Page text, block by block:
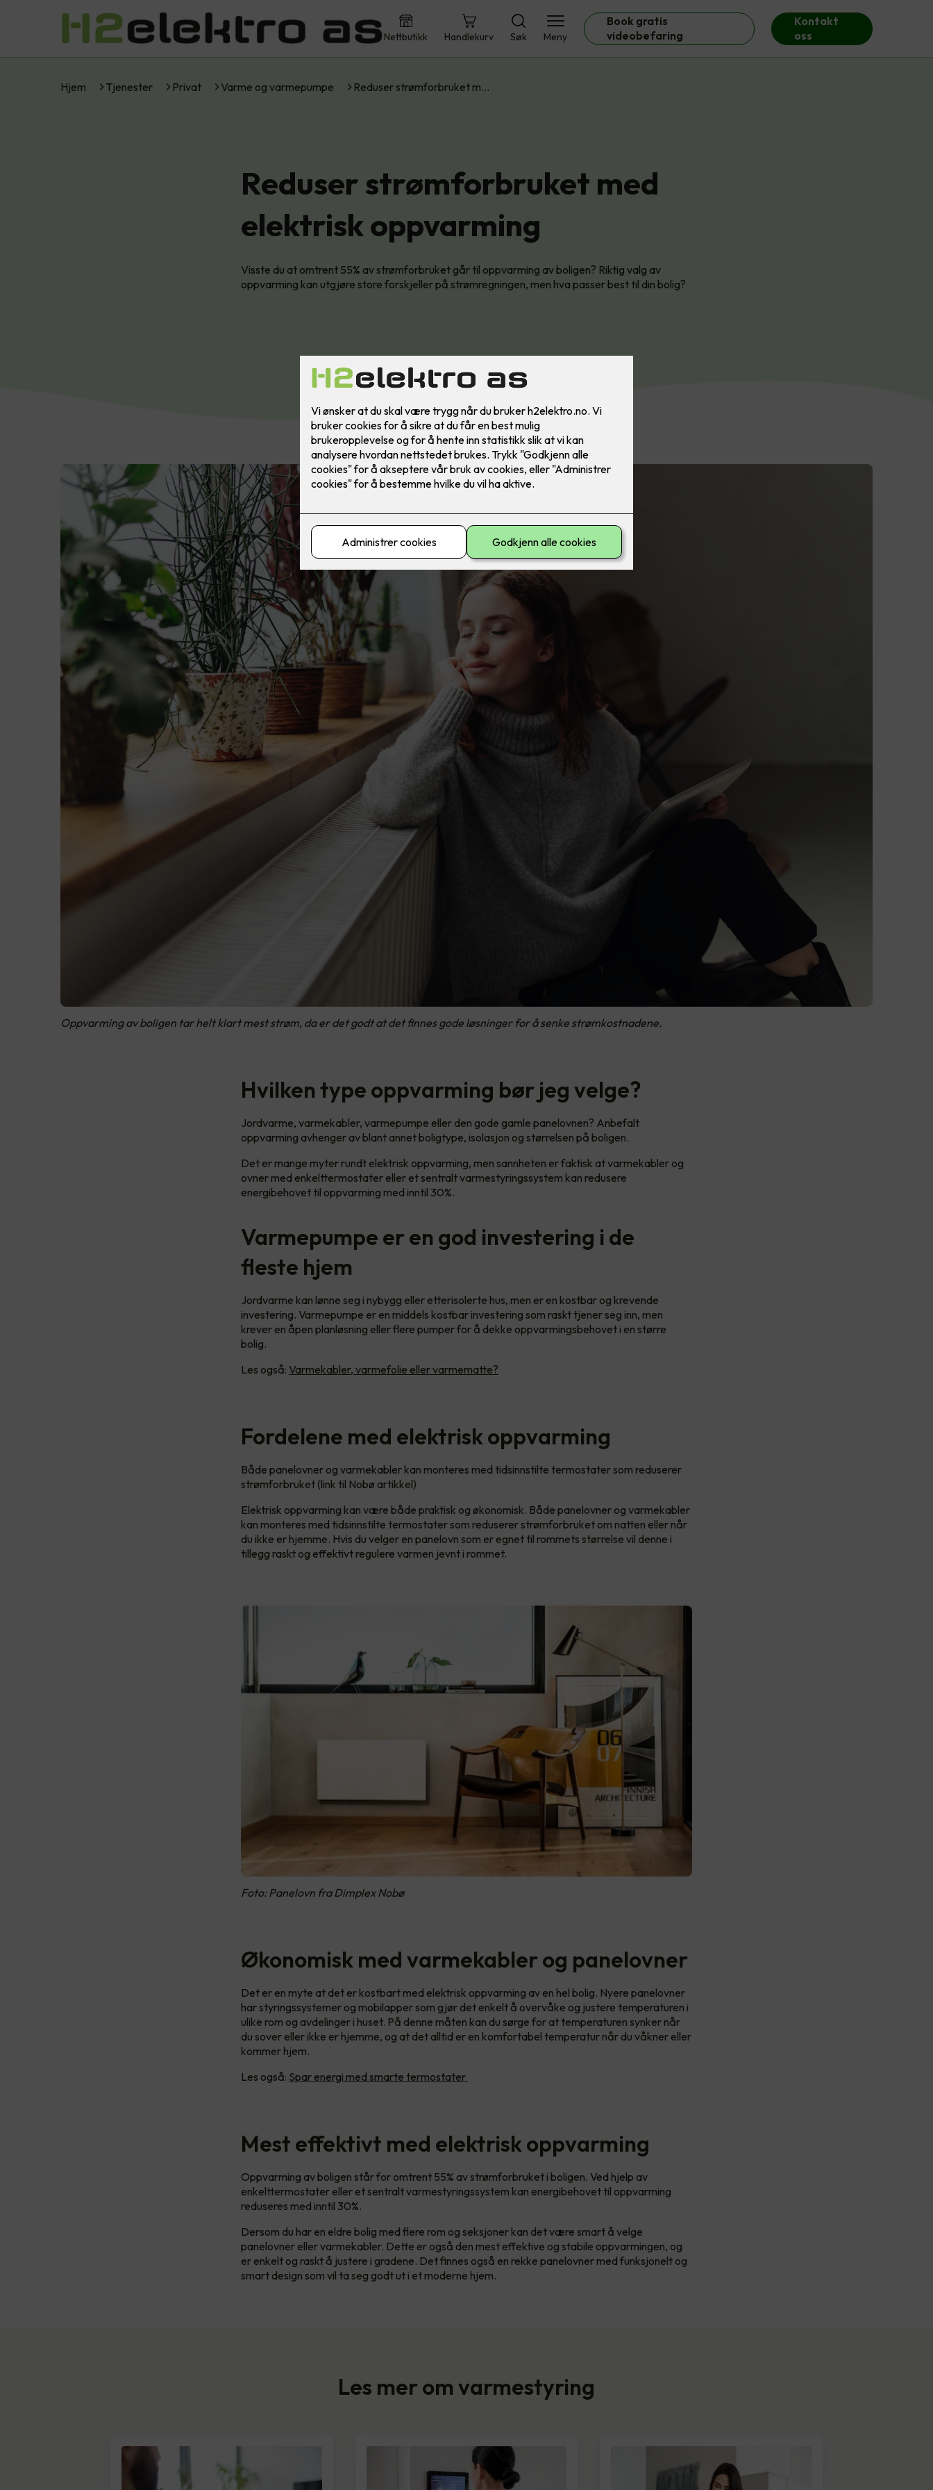
Nettbutikk Handlekurv Søk Meny
Book gratis
videobefaring
Kontakt
oss
Hjem Tjenester Privat Varme og varmepumpe Reduser strømforbruket m…
Reduser strømforbruket med
elektrisk oppvarming
Visste du at omtrent 55% av strømforbruket går til oppvarming av boligen? Riktig valg av
oppvarming kan utgjøre store forskjeller på strømregningen, men hva passer best til din bolig?
Oppvarming av boligen tar helt klart mest strøm, da er det godt at det finnes gode løsninger for å senke strømkostnadene.
Hvilken type oppvarming bør jeg velge?
Jordvarme, varmekabler, varmepumpe eller den gode gamle panelovnen? Anbefalt
oppvarming avhenger av blant annet boligtype, isolasjon og størrelsen på boligen.
Det er mange myter rundt elektrisk oppvarming, men sannheten er faktisk at varmekabler og
ovner med enkelttermostater eller et sentralt varmestyringssystem kan redusere
energibehovet til oppvarming med inntil 30%.
Varmepumpe er en god investering i de
fleste hjem
Jordvarme kan lønne seg i nybygg eller etterisolerte hus, men er en kostbar og krevende
investering. Varmepumpe er en middels kostbar investering som raskt tjener seg inn, men
krever en åpen planløsning eller flere pumper for å dekke oppvarmingsbehovet i en større
bolig.
Les også: Varmekabler, varmefolie eller varmematte?
Fordelene med elektrisk oppvarming
Både panelovner og varmekabler kan monteres med tidsinnstilte termostater som reduserer
strømforbruket (link til Nobø artikkel)
Elektrisk oppvarming kan være både praktisk og økonomisk. Både panelovner og varmekabler
kan monteres med tidsinnstilte termostater som reduserer strømforbruket om natten eller når
du ikke er hjemme. Hvis du velger en panelovn som er egnet til rommets størrelse vil denne i
tillegg raskt og effektivt regulere varmen jevnt i rommet.
Foto: Panelovn fra Dimplex Nobø
Økonomisk med varmekabler og panelovner
Det er en myte at det er kostbart med elektrisk oppvarming av en hel bolig. Nyere panelovner
har styringssystemer og mobilapper som gjør det enkelt å overvåke og justere temperaturen i
ulike rom og avdelinger i huset. På denne måten kan du sørge for at temperaturen synker når
du sover eller ikke er hjemme, og at det alltid er en komfortabel temperatur når du våkner eller
kommer hjem.
Les også: Spar energi med smarte termostater
Mest effektivt med elektrisk oppvarming
Oppvarming av boligen står for omtrent 55% av strømforbruket i boligen. Ved hjelp av
enkelttermostater eller et sentralt varmestyringssystem kan energibehovet til oppvarming
reduseres med inntil 30%.
Dersom du har en eldre bolig med flere rom og seksjoner kan det være smart å velge
panelovner eller varmekabler. Dette er også den mest effektive og stabile oppvarmingen, og
er enkelt og raskt å justere i gradene. Det finnes også en rekke panelovner med funksjonelt og
smart design som vil ta seg godt ut i et moderne hjem.
Les mer om varmestyring